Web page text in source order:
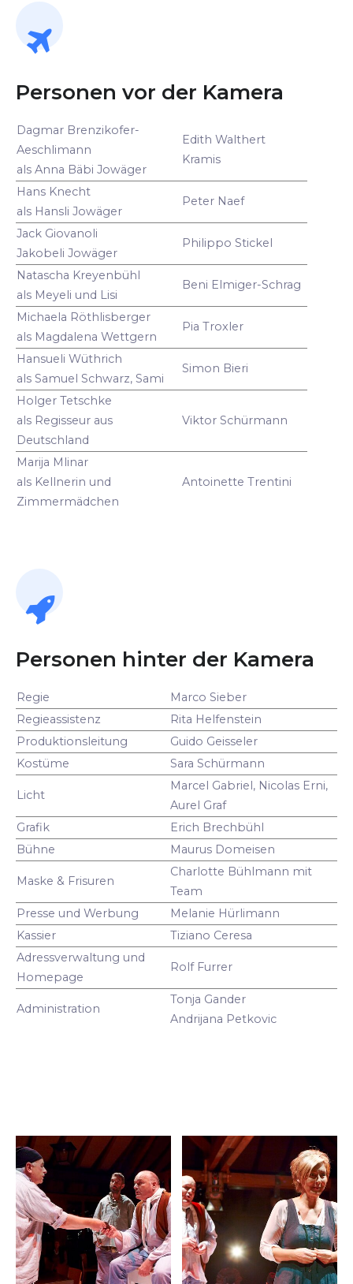
Personen vor der Kamera
Dagmar Brenzikofer-
Aeschlimann
als Anna Bäbi Jowäger
Edith Walthert
Kramis
Hans Knecht
als Hansli Jowäger
Peter Naef
Jack Giovanoli
Jakobeli Jowäger
Philippo Stickel
Natascha Kreyenbühl
als Meyeli und Lisi
Beni Elmiger-Schrag
Michaela Röthlisberger
als Magdalena Wettgern
Pia Troxler
Hansueli Wüthrich
als Samuel Schwarz, Sami
Simon Bieri
Holger Tetschke
als Regisseur aus
Deutschland
Viktor Schürmann
Marija Mlinar
als Kellnerin und
Zimmermädchen
Antoinette Trentini
Personen hinter der Kamera
Regie
Marco Sieber
Regieassistenz
Rita Helfenstein
Produktionsleitung
Guido Geisseler
Kostüme
Sara Schürmann
Licht
Marcel Gabriel, Nicolas Erni,
Aurel Graf
Grafik
Erich Brechbühl
Bühne
Maurus Domeisen
Maske & Frisuren
Charlotte Bühlmann mit
Team
Presse und Werbung
Melanie Hürlimann
Kassier
Tiziano Ceresa
Adressverwaltung und
Homepage
Rolf Furrer
Administration
Tonja Gander
Andrijana Petkovic